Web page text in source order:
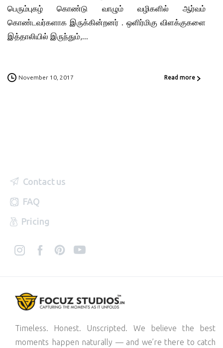
பெரும்புகழ் கொண்டு வாழும் வழிகளில் ஆர்வம்
கொண்டவர்களாக இருக்கின்றனர் . ஒளிர்மிகு விளக்குகளை
இத்தாலியில் இருந்தும்,...
November 10, 2017 Read more
Contact us
FAQ
Pricing
Timeless. Honest. Unscripted. We believe the best
moments happen naturally — and we’re there to catch